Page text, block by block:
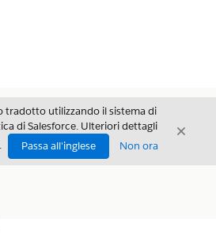
tradotto utilizzando il sistema di
di Salesforce. Ulteriori dettagli
. Passa all'inglese Non ora
Chiudi